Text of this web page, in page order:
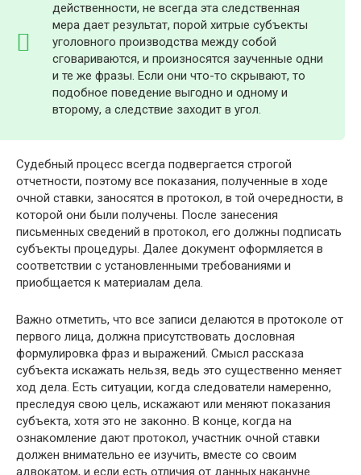
действенности, не всегда эта следственная
мера дает результат, порой хитрые субъекты
уголовного производства между собой
сговариваются, и произносятся заученные одни
и те же фразы. Если они что-то скрывают, то
подобное поведение выгодно и одному и
второму, а следствие заходит в угол.
Судебный процесс всегда подвергается строгой
отчетности, поэтому все показания, полученные в ходе
очной ставки, заносятся в протокол, в той очередности, в
которой они были получены. После занесения
письменных сведений в протокол, его должны подписать
субъекты процедуры. Далее документ оформляется в
соответствии с установленными требованиями и
приобщается к материалам дела.
Важно отметить, что все записи делаются в протоколе от
первого лица, должна присутствовать дословная
формулировка фраз и выражений. Смысл рассказа
субъекта искажать нельзя, ведь это существенно меняет
ход дела. Есть ситуации, когда следователи намеренно,
преследуя свою цель, искажают или меняют показания
субъекта, хотя это не законно. В конце, когда на
ознакомление дают протокол, участник очной ставки
должен внимательно ее изучить, вместе со своим
адвокатом, и если есть отличия от данных накануне